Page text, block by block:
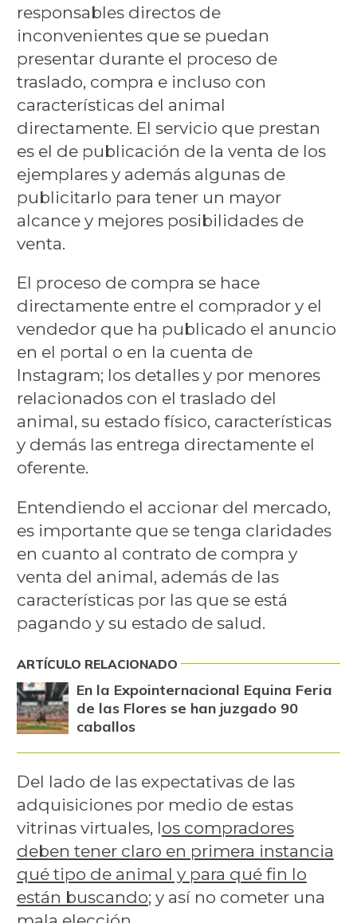
responsables directos de
inconvenientes que se puedan
presentar durante el proceso de
traslado, compra e incluso con
características del animal
directamente. El servicio que prestan
es el de publicación de la venta de los
ejemplares y además algunas de
publicitarlo para tener un mayor
alcance y mejores posibilidades de
venta.
El proceso de compra se hace
directamente entre el comprador y el
vendedor que ha publicado el anuncio
en el portal o en la cuenta de
Instagram; los detalles y por menores
relacionados con el traslado del
animal, su estado físico, características
y demás las entrega directamente el
oferente.
Entendiendo el accionar del mercado,
es importante que se tenga claridades
en cuanto al contrato de compra y
venta del animal, además de las
características por las que se está
pagando y su estado de salud.
ARTÍCULO RELACIONADO
En la Expointernacional Equina Feria
de las Flores se han juzgado 90
caballos
Del lado de las expectativas de las
adquisiciones por medio de estas
vitrinas virtuales, los compradores
deben tener claro en primera instancia
qué tipo de animal y para qué fin lo
están buscando; y así no cometer una